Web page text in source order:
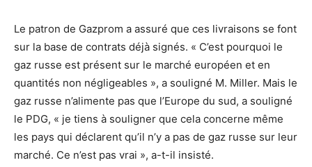
Le patron de Gazprom a assuré que ces livraisons se font
sur la base de contrats déjà signés. « C’est pourquoi le
gaz russe est présent sur le marché européen et en
quantités non négligeables », a souligné M. Miller. Mais le
gaz russe n’alimente pas que l’Europe du sud, a souligné
le PDG, « je tiens à souligner que cela concerne même
les pays qui déclarent qu’il n’y a pas de gaz russe sur leur
marché. Ce n’est pas vrai », a-t-il insisté.